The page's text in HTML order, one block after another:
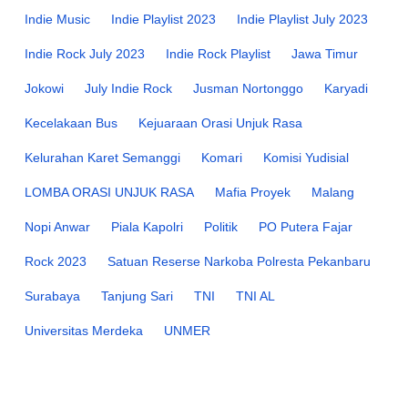
Indie Music Indie Playlist 2023 Indie Playlist July 2023
Indie Rock July 2023 Indie Rock Playlist Jawa Timur
Jokowi July Indie Rock Jusman Nortonggo Karyadi
Kecelakaan Bus Kejuaraan Orasi Unjuk Rasa
Kelurahan Karet Semanggi Komari Komisi Yudisial
LOMBA ORASI UNJUK RASA Mafia Proyek Malang
Nopi Anwar Piala Kapolri Politik PO Putera Fajar
Rock 2023 Satuan Reserse Narkoba Polresta Pekanbaru
Surabaya Tanjung Sari TNI TNI AL
Universitas Merdeka UNMER